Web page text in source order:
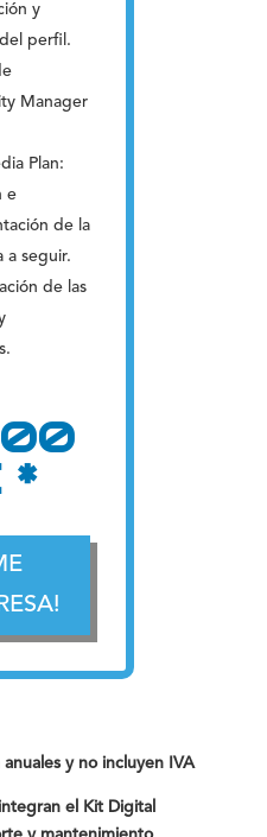
y
perfil.
Manager
Plan:
e
de la
a seguir.
de las
*
y no incluyen IVA
el Kit Digital